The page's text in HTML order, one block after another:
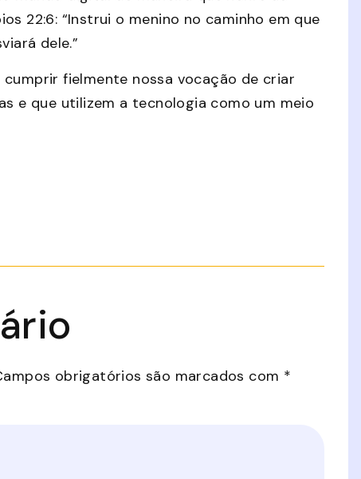
22:6: “Instrui o menino no caminho em que
dele.”
fielmente nossa vocação de criar
e que utilizem a tecnologia como um meio
obrigatórios são marcados com *